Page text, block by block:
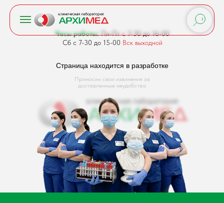
Часы работы:Пн-Пт с 7-30 до 16-00
Сб с 7-30 до 15-00 Вск выходной
Страница находится в разработке
Приносим свои извинения за
доставленные неудобства